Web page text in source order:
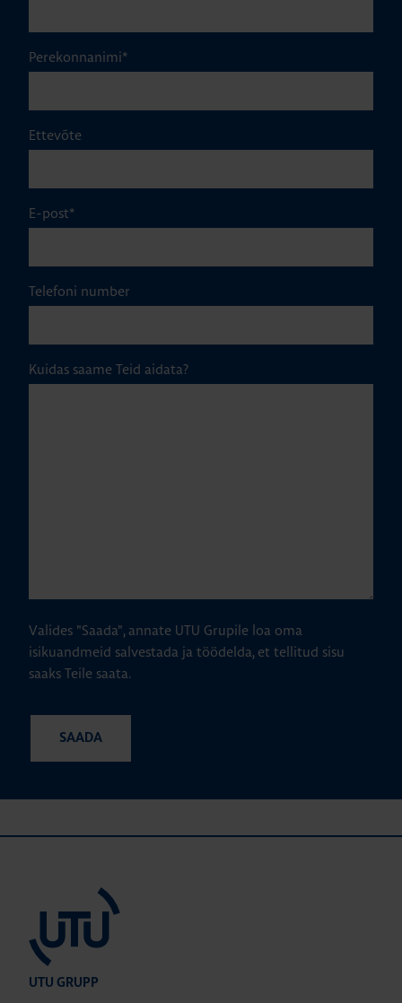
Perekonnanimi*
Ettevõte
E-post*
Telefoni number
Kuidas saame Teid aidata?
Valides "Saada", annate UTU Grupile loa oma
isikuandmeid salvestada ja töödelda, et tellitud sisu
saaks Teile saata.
UTU GRUPP